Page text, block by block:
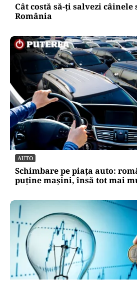
Cât costă să-ți salvezi câinele
România
AUTO
Schimbare pe piața auto:
puține mașini, însă tot mai